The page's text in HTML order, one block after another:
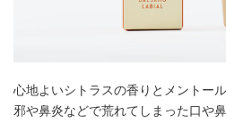
心地よいシトラスの香りとメントー
邪や鼻炎などで荒れてしまった口や